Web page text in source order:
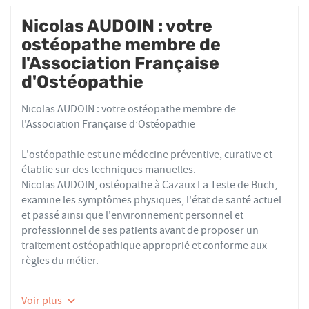
Nicolas AUDOIN : votre
ostéopathe membre de
l'Association Française
d'Ostéopathie
Nicolas AUDOIN : votre ostéopathe membre de
l'Association Française d’Ostéopathie
L'ostéopathie est une médecine préventive, curative et
établie sur des techniques manuelles.
Nicolas AUDOIN, ostéopathe à Cazaux La Teste de Buch,
examine les symptômes physiques, l'état de santé actuel
et passé ainsi que l'environnement personnel et
professionnel de ses patients avant de proposer un
traitement ostéopathique approprié et conforme aux
règles du métier.
thérapeutiques conformes aux recommandations de
Voir plus